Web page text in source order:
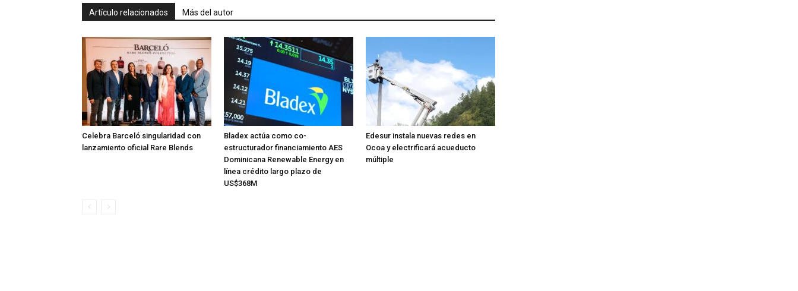
Artículo relacionados Más del autor
Celebra Barceló singularidad con
lanzamiento oficial Rare Blends
Bladex actúa como co-
estructurador financiamiento AES
Dominicana Renewable Energy en
línea crédito largo plazo de
US$368M
Edesur instala nuevas redes en
Ocoa y electrificará acueducto
múltiple